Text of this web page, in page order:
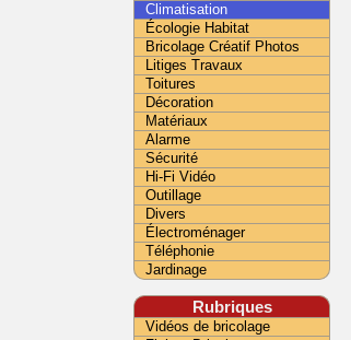
Climatisation
Écologie Habitat
Bricolage Créatif Photos
Litiges Travaux
Toitures
Décoration
Matériaux
Alarme
Sécurité
Hi-Fi Vidéo
Outillage
Divers
Électroménager
Téléphonie
Jardinage
Rubriques
Vidéos de bricolage